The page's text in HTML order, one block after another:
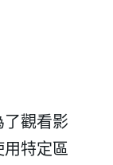
觀看影
特定區